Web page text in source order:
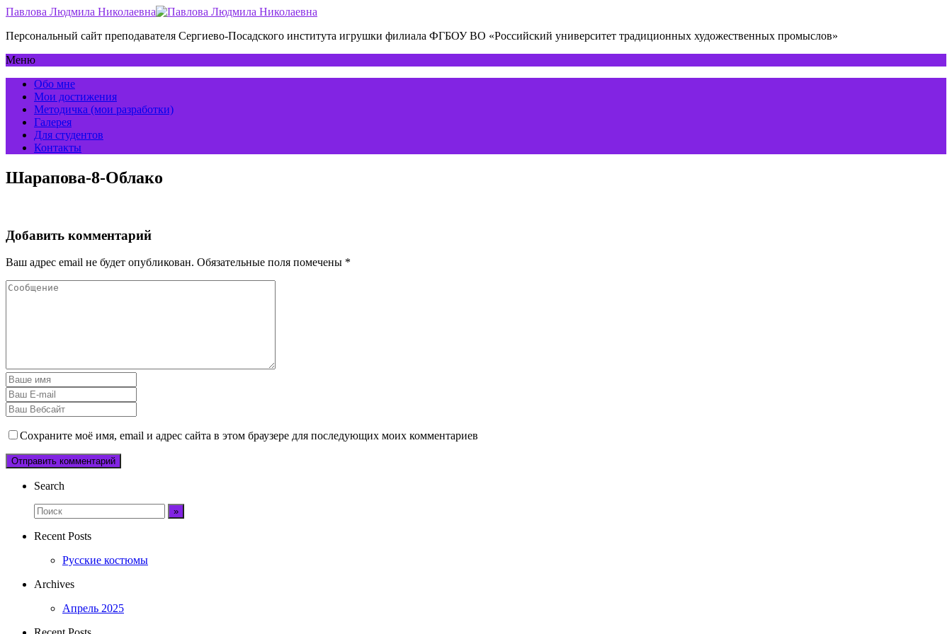
Павлова Людмила Николаевна
Персональный сайт преподавателя Сергиево-Посадского института игрушки филиала ФГБОУ ВО «Российский университет традиционных художественных промыслов»
Меню
Обо мне
Мои достижения
Методичка (мои разработки)
Галерея
Для студентов
Контакты
Шарапова-8-Облако
Добавить комментарий
Ваш адрес email не будет опубликован. Обязательные поля помечены *
Сохраните моё имя, email и адрес сайта в этом браузере для последующих моих комментариев
Search
Recent Posts
Русские костюмы
Archives
Апрель 2025